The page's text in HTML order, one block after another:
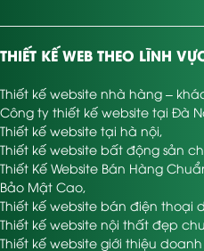
THIẾT KẾ WEB THEO LĨNH
Thiết kế website nhà hàng –
Công ty thiết kế website tại Đà
Thiết kế website tại hà nội,
Thiết kế website bất động sản
Thiết Kế Website Bán Hàng
Bảo Mật Cao,
Thiết kế website bán điện thoại
Thiết kế website nội thất đẹp
Thiết kế website giới thiệu